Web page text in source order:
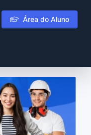
Área do Aluno